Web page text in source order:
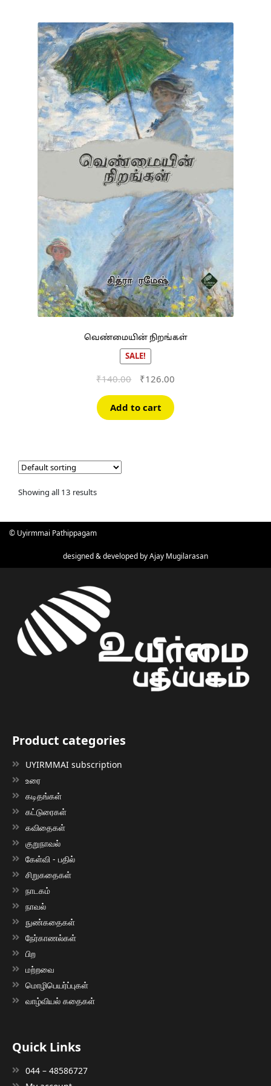
வெண்மையின் நிறங்கள்
SALE!
₹140.00
Original
was:
₹140.00.
₹126.00Current
is:
Add to cart
Showing all 13 results
© Uyirmmai Pathippagam
designed & developed byAjay Mugilarasan
Product categories
UYIRMMAI subscription
உரை
கடிதங்கள்
கட்டுரைகள்
கவிதைகள்
குறுநாவல்
கேள்வி - பதில்
சிறுகதைகள்
நாடகம்
நாவல்
நுண்கதைகள்
நேர்காணல்கள்
பிற
மற்றவை
மொழிபெயர்ப்புகள்
வாழ்வியல் கதைகள்
Quick Links
044 – 48586727